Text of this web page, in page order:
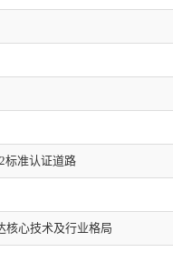
标准认证道路
核心技术及行业格局